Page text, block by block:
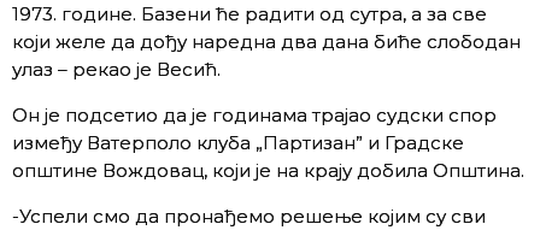
1973. године. Базени ће радити од сутра, а за све
који желе да дођу наредна два дана биће слободан
улаз – рекао је Весић.
Он је подсетио да је годинама трајао судски спор
између Ватерполо клуба „Партизан” и Градске
општине Вождовац, који је на крају добила Општина.
-Успели смо да пронађемо решење којим су сви